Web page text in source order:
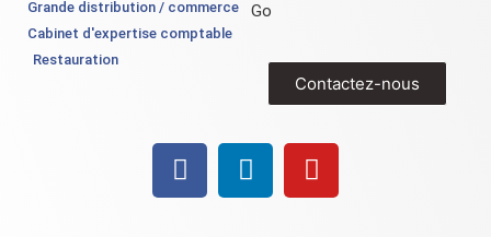
Grande distribution / commerce
Cabinet d'expertise comptable
Restauration
Go
Contactez-nous